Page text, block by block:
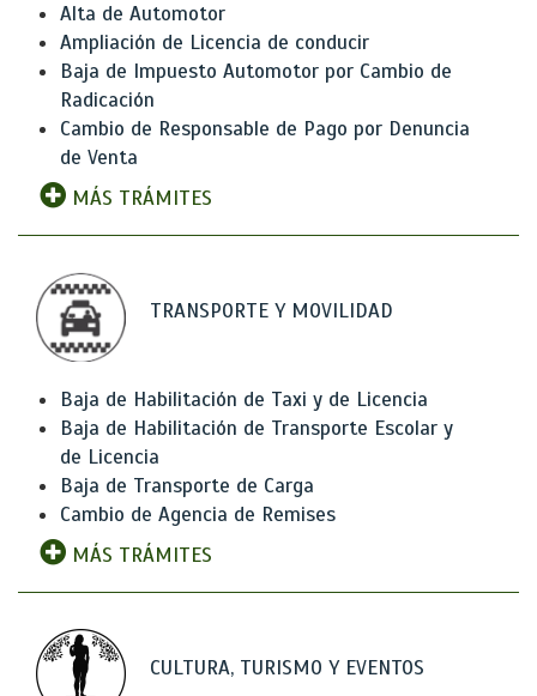
Alta de Automotor
Ampliación de Licencia de conducir
Baja de Impuesto Automotor por Cambio de
Radicación
Cambio de Responsable de Pago por Denuncia
de Venta
MÁS TRÁMITES
TRANSPORTE Y MOVILIDAD
Baja de Habilitación de Taxi y de Licencia
Baja de Habilitación de Transporte Escolar y
de Licencia
Baja de Transporte de Carga
Cambio de Agencia de Remises
MÁS TRÁMITES
CULTURA, TURISMO Y EVENTOS